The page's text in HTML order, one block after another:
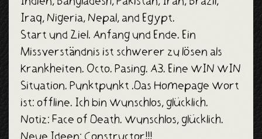
Top25
More
Beta
Transfer
Impress
Iraq, Nigeria, Nepal, and Egypt.
Start und Ziel. Anfang und Ende. Ein
Missverständnis ist schwerer zu lösen als
Krankheiten. Octo. Pasing. A3. Eine WIN WIN
Situation. Punktpunkt .Das Homepage Wort
ist: offline. Ich bin Wunschlos, glücklich.
Notiz: Face of Death. Wunschlos, glücklich.